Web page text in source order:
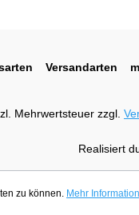
Versandarten
Mehrwertsteuer zzgl.
Realisiert
zu können. Mehr